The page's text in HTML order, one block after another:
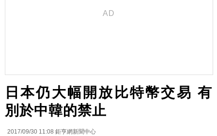
日本仍大幅開放比特幣交易 有
別於中韓的禁止
2017/09/30 11:08 鉅亨網新聞中心